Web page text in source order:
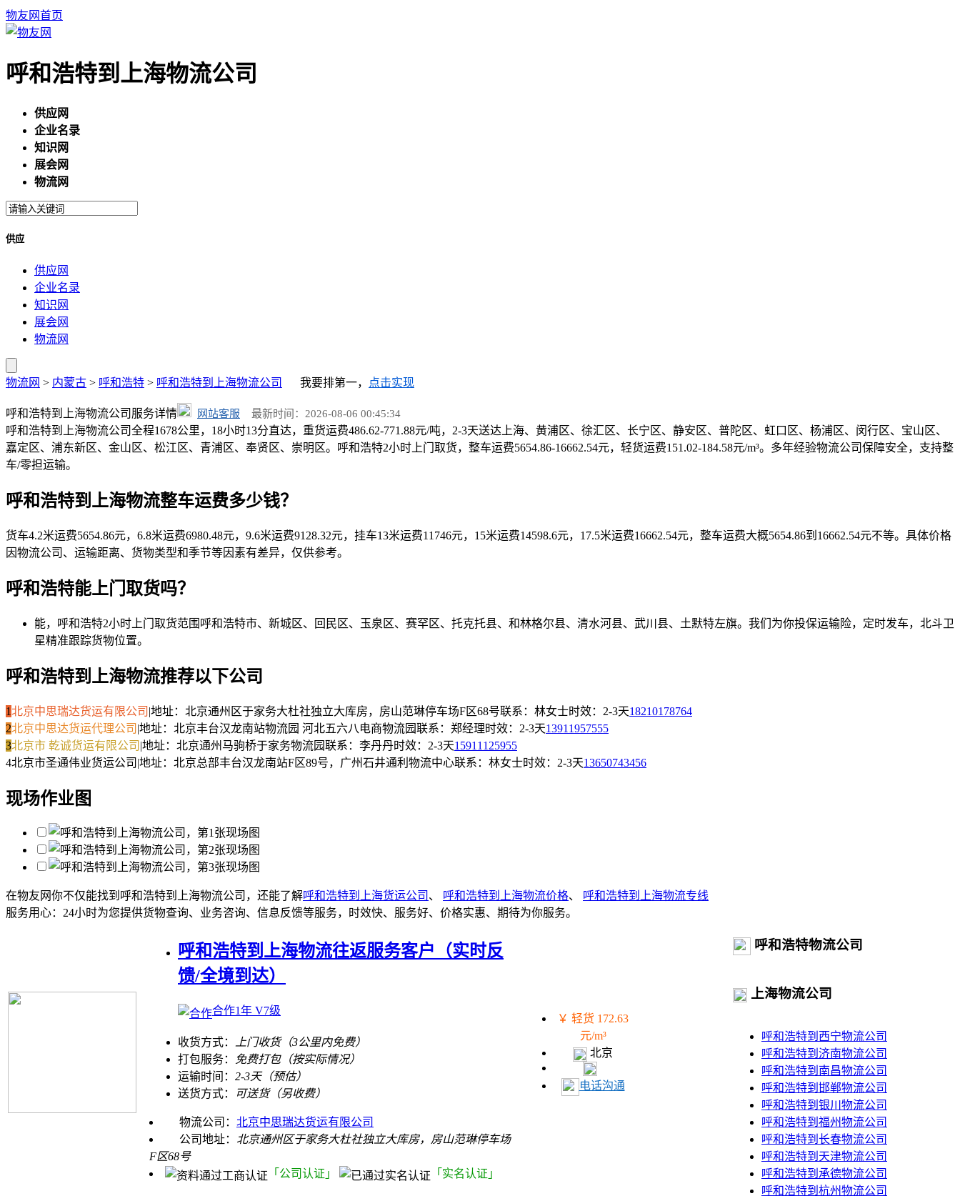
物友网首页
呼和浩特到上海物流公司
供应网
企业名录
知识网
展会网
物流网
供应
供应网
企业名录
知识网
展会网
物流网
物流网 > 内蒙古 > 呼和浩特 > 呼和浩特到上海物流公司 我要排第一， 点击实现
呼和浩特到上海物流公司服务详情 网站客服 最新时间：2026-08-06 00:45:34
呼和浩特到上海物流公司全程1678公里，18小时13分直达，重货运费486.62-771.88元/吨，2-3天送达上海、黄浦区、徐汇区、长宁区、静安区、普陀区、虹口区、杨浦区、闵行区、宝山区、
嘉定区、浦东新区、金山区、松江区、青浦区、奉贤区、崇明区。呼和浩特2小时上门取货，整车运费5654.86-16662.54元，轻货运费151.02-184.58元/m³。多年经验物流公司保障安全，支持整
车/零担运输。
呼和浩特到上海物流整车运费多少钱？
货车4.2米运费5654.86元，6.8米运费6980.48元，9.6米运费9128.32元，挂车13米运费11746元，15米运费14598.6元，17.5米运费16662.54元，整车运费大概5654.86到16662.54元不等。具体价格
因物流公司、运输距离、货物类型和季节等因素有差异，仅供参考。
呼和浩特能上门取货吗？
能，呼和浩特2小时上门取货范围呼和浩特市、新城区、回民区、玉泉区、赛罕区、托克托县、和林格尔县、清水河县、武川县、土默特左旗。我们为你投保运输险，定时发车，北斗卫
星精准跟踪货物位置。
呼和浩特到上海物流推荐以下公司
1北京中思瑞达货运有限公司 |地址：北京通州区于家务大杜社独立大库房，房山范琳停车场F区68号联系：林女士时效：2-3天18210178764
2北京中思达货运代理公司 |地址：北京丰台汉龙南站物流园 河北五六八电商物流园联系：郑经理时效：2-3天13911957555
3北京市 乾诚货运有限公司 |地址：北京通州马驹桥于家务物流园联系：李丹丹时效：2-3天15911125955
4北京市圣通伟业货运公司 |地址：北京总部丰台汉龙南站F区89号，广州石井通利物流中心联系：林女士时效：2-3天13650743456
现场作业图
在物友网你不仅能找到呼和浩特到上海物流公司，还能了解呼和浩特到上海货运公司 、 呼和浩特到上海物流价格、 呼和浩特到上海物流专线
服务用心： 24小时为您提供货物查询、业务咨询、信息反馈等服务，时效快、服务好、价格实惠、期待为你服务。
呼和浩特到上海物流往返服务客户（实时反
馈/全境到达）
合作1年 V7级
收货方式：
上门收货（3公里内免费）
打包服务：
免费打包（按实际情况）
运输时间： 2-3天（预估）
送货方式：
可送货（另收费）
物流公司： 北京中思瑞达货运有限公司
公司地址： 北京通州区于家务大杜社独立大库房，房山范琳停车场
F区68号
「公司认证」
「实名认证」
￥ 轻货 172.63
元/m³
北京
电话沟通
呼和浩特物流公司
呼和浩特到西宁物流公司
呼和浩特到济南物流公司
呼和浩特到南昌物流公司
呼和浩特到邯郸物流公司
呼和浩特到银川物流公司
呼和浩特到福州物流公司
呼和浩特到长春物流公司
呼和浩特到天津物流公司
呼和浩特到承德物流公司
呼和浩特到杭州物流公司
上海物流公司